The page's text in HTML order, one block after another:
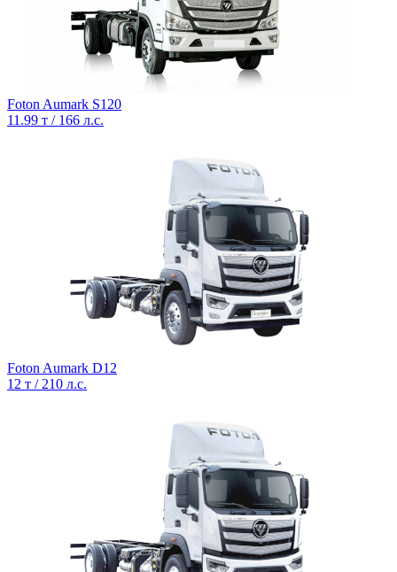
Foton Aumark S120
11.99 т / 166 л.с.
Foton Aumark D12
12 т / 210 л.с.